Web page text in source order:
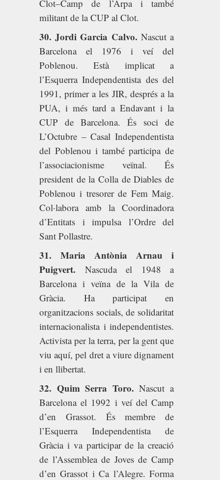
Clot–Camp de l’Arpa i també
militant de la CUP al Clot.
30. Jordi Garcia Calvo. Nascut a
Barcelona el 1976 i veí del
Poblenou. Està implicat a
l’Esquerra Independentista des del
1991, primer a les JIR, després a la
PUA, i més tard a Endavant i la
CUP de Barcelona. És soci de
L’Octubre – Casal Independentista
del Poblenou i també participa de
l’associacionisme veïnal. És
president de la Colla de Diables de
Poblenou i tresorer de Fem Maig.
Col·labora amb la Coordinadora
d’Entitats i impulsa l’Ordre del
Sant Pollastre.
31. Maria Antònia Arnau i
Puigvert. Nascuda el 1948 a
Barcelona i veïna de la Vila de
Gràcia. Ha participat en
organitzacions socials, de solidaritat
internacionalista i independentistes.
Activista per la terra, per la gent que
viu aquí, pel dret a viure dignament
i en llibertat.
32. Quim Serra Toro. Nascut a
Barcelona el 1992 i veí del Camp
d’en Grassot. És membre de
l’Esquerra Independentista de
Gràcia i va participar de la creació
de l’Assemblea de Joves de Camp
d’en Grassot i Ca l’Alegre. Forma